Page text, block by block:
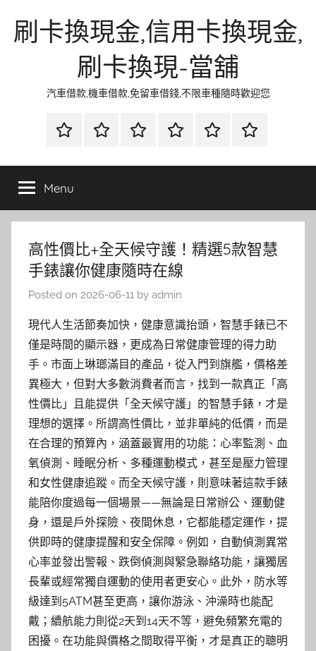
刷卡換現金,信用卡換現金,
刷卡換現-當舖
汽車借款,機車借款,免留車借錢,不限車種隨時歡迎您
首
當
金
網
資
流
時
環
清
聯
徵
Menu
高性價比+全天候守護！精選5款智慧
手錶讓你健康隨時在線
Posted on 2026-06-11 by admin
現代人生活節奏加快，健康意識抬頭，智慧手錶已不
僅是時間的顯示器，更成為日常健康管理的得力助
手。市面上琳瑯滿目的產品，從入門到旗艦，價格差
異極大，但對大多數消費者而言，找到一款真正「高
性價比」且能提供「全天候守護」的智慧手錶，才是
理想的選擇。所謂高性價比，並非單純的低價，而是
在合理的預算內，涵蓋最實用的功能：心率監測、血
氧偵測、睡眠分析、多種運動模式，甚至是壓力管理
和女性健康追蹤。而全天候守護，則意味著這款手錶
能陪你度過每一個場景——無論是日常辦公、運動健
身，還是戶外探險、夜間休息，它都能穩定運作，提
供即時的健康提醒和安全保障。例如，自動偵測異常
心率並發出警報、跌倒偵測與緊急聯絡功能，讓獨居
長輩或經常獨自運動的使用者更安心。此外，防水等
級達到5ATM甚至更高，讓你游泳、沖澡時也能配
戴；續航能力則從2天到14天不等，避免頻繁充電的
困擾。在功能與價格之間取得平衡，才是真正的聰明